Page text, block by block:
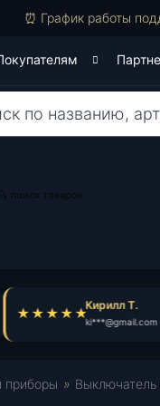
⏰ График работы
🔍 поиск товаров
Кирилл Т.
ki***@gmail.com
приборы »